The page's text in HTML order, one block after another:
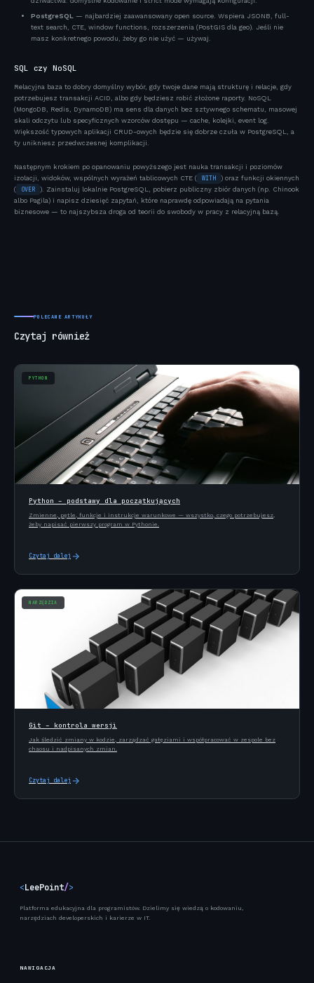
PostgreSQL
— najbardziej zaawansowany open source. Wspiera JSONB, full-
text search, CTE, window functions, rozszerzenia (PostGIS dla geo). Jeśli nie
masz konkretnego powodu, żeby go nie użyć — używaj.
SQL czy NoSQL
Relacyjna baza to dobry domyślny wybór, gdy twoje dane mają strukturę i relacje, gdy
potrzebujesz transakcji ACID, albo gdy będziesz robić złożone raporty. NoSQL
(MongoDB, Redis, DynamoDB) ma sens dla danych bez sztywnego schematu, masowej
skali odczytu lub specyficznych wzorców dostępu — cache, kolejki, event log.
Większość typowych aplikacji CRUD-owych będzie się dobrze czuła w PostgreSQL, a
ty unikniesz przedwczesnej komplikacji.
Następnym krokiem po opanowaniu powyższego jest nauka transakcji i poziomów
izolacji, widoków, wspólnych wyrażeń tablicowych CTE (
WITH
) oraz funkcji okiennych
(
OVER
). Zainstaluj lokalnie PostgreSQL, pobierz publiczny zbiór danych (np. Chinook
albo Pagila) i napisz dziesięć zapytań, które naprawdę odpowiadają na pytania
biznesowe — to najszybsza droga od teorii do swobody w pracy z relacyjną bazą.
POLECANE ARTYKUŁY
Czytaj również
PYTHON
Python – podstawy dla początkujących
Zmienne, pętle, funkcje i instrukcje warunkowe — wszystko, czego potrzebujesz,
żeby napisać pierwszy program w Pythonie.
Czytaj dalej
NARZĘDZIA
Git – kontrola wersji
Jak śledzić zmiany w kodzie, zarządzać gałęziami i współpracować w zespole bez
chaosu i nadpisanych zmian.
Czytaj dalej
<LeePoint/>
Platforma edukacyjna dla programistów. Dzielimy się wiedzą o kodowaniu,
narzędziach developerskich i karierze w IT.
NAWIGACJA